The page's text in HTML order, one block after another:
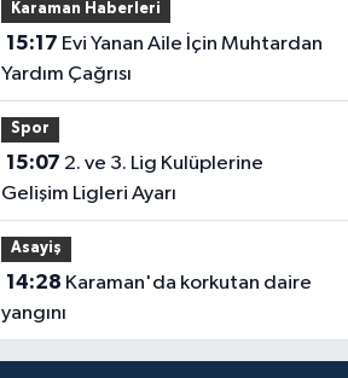
Karaman Haberleri
15:17
Yardım Çağrısı
Spor
15:07
Gelişim Ligleri Ayarı
Asayiş
14:28
yangını